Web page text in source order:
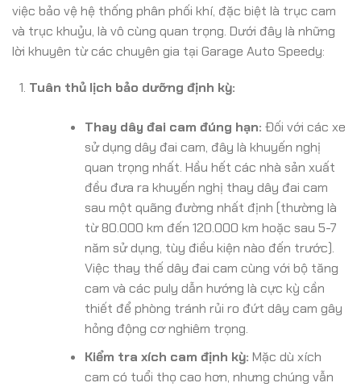
việc bảo vệ hệ thống phân phối khí, đặc biệt là trục cam
và trục khuỷu, là vô cùng quan trọng. Dưới đây là những
lời khuyên từ các chuyên gia tại Garage Auto Speedy:
Tuân thủ lịch bảo dưỡng định kỳ:
Thay dây đai cam đúng hạn: Đối với các xe
sử dụng dây đai cam, đây là khuyến nghị
quan trọng nhất. Hầu hết các nhà sản xuất
đều đưa ra khuyến nghị thay dây đai cam
sau một quãng đường nhất định (thường là
từ 80.000 km đến 120.000 km hoặc sau 5-7
năm sử dụng, tùy điều kiện nào đến trước).
Việc thay thế dây đai cam cùng với bộ tăng
cam và các puly dẫn hướng là cực kỳ cần
thiết để phòng tránh rủi ro đứt dây cam gây
hỏng động cơ nghiêm trọng.
Kiểm tra xích cam định kỳ: Mặc dù xích
cam có tuổi thọ cao hơn, nhưng chúng vẫn